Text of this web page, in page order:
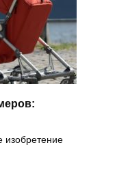
изобретение